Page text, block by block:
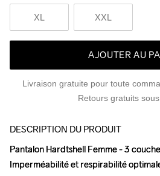
XL XXL
AJOUTER AU
Livraison gratuite pour toute
Retours gratuits
DESCRIPTION DU PRODUIT
Pantalon Hardtshell Femme - 3
Imperméabilité et respirabilité
Pantalon Hardtshell Femme - 3
Imperméabilité et respirabilité